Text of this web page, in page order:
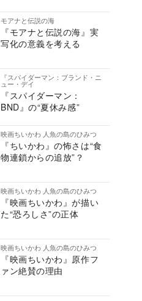
モアナと伝説の海
『モアナと伝説の海』実
写化の意義を考える
『スパイダーマン：ブランド・ニ
ュー・デイ
『スパイダーマン：
BND』の“夏休み感”
映画ちいかわ 人魚の島のひみつ
『ちいかわ』の怖さは“食
物連鎖からの追放”？
映画ちいかわ 人魚の島のひみつ
『映画ちいかわ』が描い
た“恐ろしさ”の正体
映画ちいかわ 人魚の島のひみつ
『映画ちいかわ』原作フ
ァン絶賛の理由